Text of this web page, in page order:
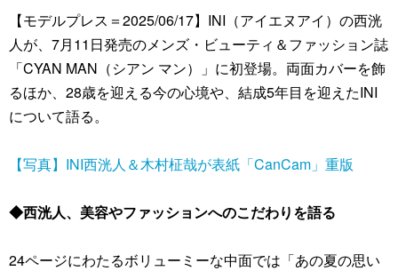
【モデルプレス＝2025/06/17】INI（アイエヌアイ）の西洸
人が、7月11日発売のメンズ・ビューティ＆ファッション誌
「CYAN MAN（シアン マン）」に初登場。両面カバーを飾
るほか、28歳を迎える今の心境や、結成5年目を迎えたINI
について語る。
【写真】INI西洸人＆木村柾哉が表紙「CanCam」重版
◆西洸人、美容やファッションへのこだわりを語る
24ページにわたるボリューミーな中面では「あの夏の思い